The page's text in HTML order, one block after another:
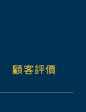
顧客評價